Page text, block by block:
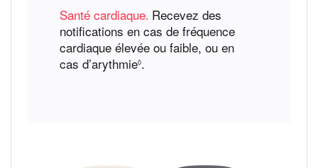
mentions
légales
Santé cardiaque. Recevez des
notifications en cas de fréquence
cardiaque élevée ou faible, ou en
cas d’arythmie◊Voir
.